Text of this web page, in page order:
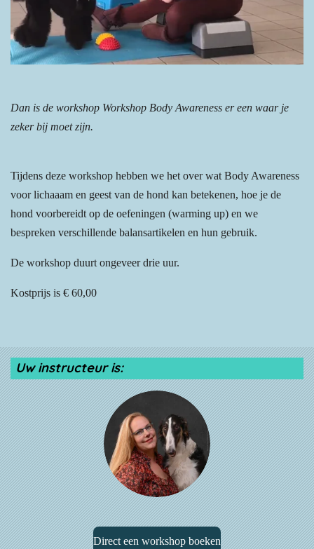
l
y
Dan is de workshop Workshop Body Awareness er een waar je
zeker bij moet zijn.
Tijdens deze workshop hebben we het over wat Body Awareness
voor lichaaam en geest van de hond kan betekenen, hoe je de
hond voorbereidt op de oefeningen (warming up) en we
bespreken verschillende balansartikelen en hun gebruik.
De workshop duurt ongeveer drie uur.
Kostprijs is € 60,00
Uw instructeur is:
Direct een workshop boeken